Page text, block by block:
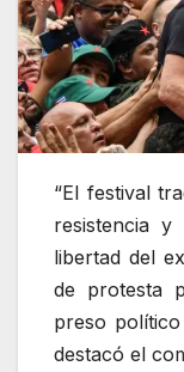
“El festival
resistencia
libertad del
de protesta
preso
destacó el